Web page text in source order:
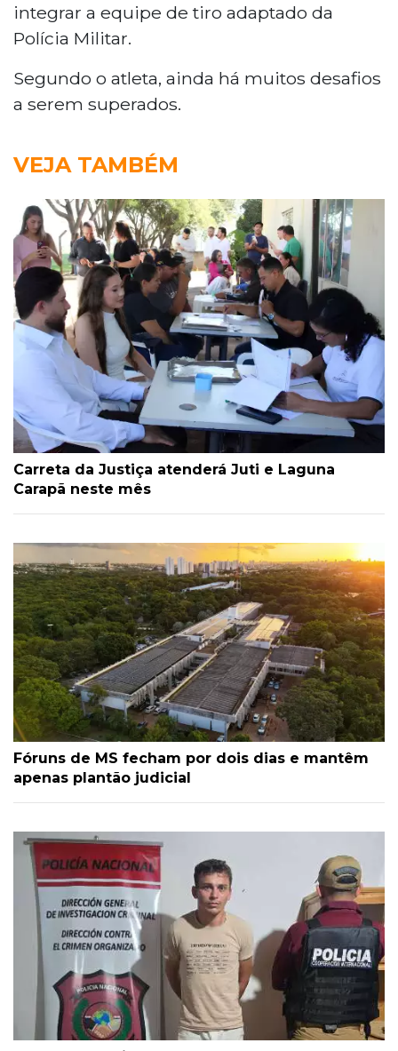
integrar a equipe de tiro adaptado da
Polícia Militar.
Segundo o atleta, ainda há muitos desafios
a serem superados.
VEJA TAMBÉM
Carreta da Justiça atenderá Juti e Laguna
Carapã neste mês
Fóruns de MS fecham por dois dias e mantêm
apenas plantão judicial